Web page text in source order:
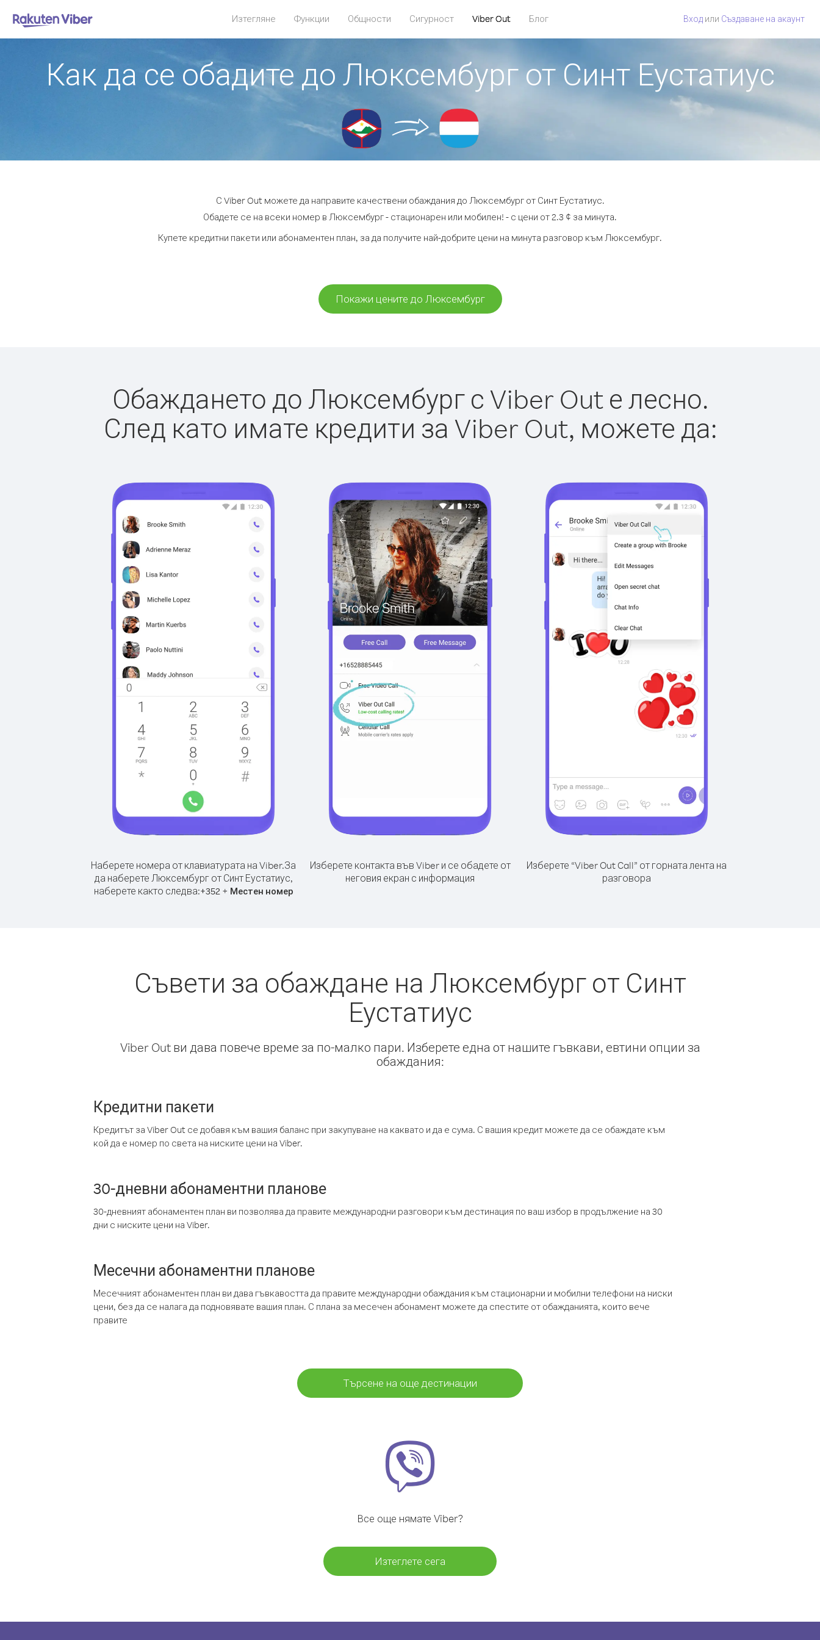
Изтегляне Функции Общности Сигурност Viber Out Блог Вход или Създаване на акаунт
Как да се обадите до Люксембург от Синт Еустатиус
С Viber Out можете да направите качествени обаждания до Люксембург от Синт Еустатиус.
Обадете се на всеки номер в Люксембург - стационарен или мобилен! - с цени от 2.3 ¢ за минута.
Купете кредитни пакети или абонаментен план, за да получите най-добрите цени на минута разговор към Люксембург.
Покажи цените до Люксембург
Обаждането до Люксембург с Viber Out е лесно.
След като имате кредити за Viber Out, можете да:
Наберете номера от клавиатурата на Viber.За
да наберете Люксембург от Синт Еустатиус,
наберете както следва:+352+ Местен номер
Изберете контакта във Viber и се обадете от
неговия екран с информация
Изберете “Viber Out Call” от горната лента на
разговора
Съвети за обаждане на Люксембург от Синт
Еустатиус
Viber Out ви дава повече време за по-малко пари. Изберете една от нашите гъвкави, евтини опции за
обаждания:
Кредитни пакети
Кредитът за Viber Out се добавя към вашия баланс при закупуване на каквато и да е сума. С вашия кредит можете да се обаждате към
кой да е номер по света на ниските цени на Viber.
30-дневни абонаментни планове
30-дневният абонаментен план ви позволява да правите международни разговори към дестинация по ваш избор в продължение на 30
дни с ниските цени на Viber.
Месечни абонаментни планове
Месечният абонаментен план ви дава гъвкавостта да правите международни обаждания към стационарни и мобилни телефони на ниски
цени, без да се налага да подновявате вашия план. С плана за месечен абонамент можете да спестите от обажданията, които вече
правите
Търсене на още дестинации
Все още нямате Viber?
Изтеглете сега